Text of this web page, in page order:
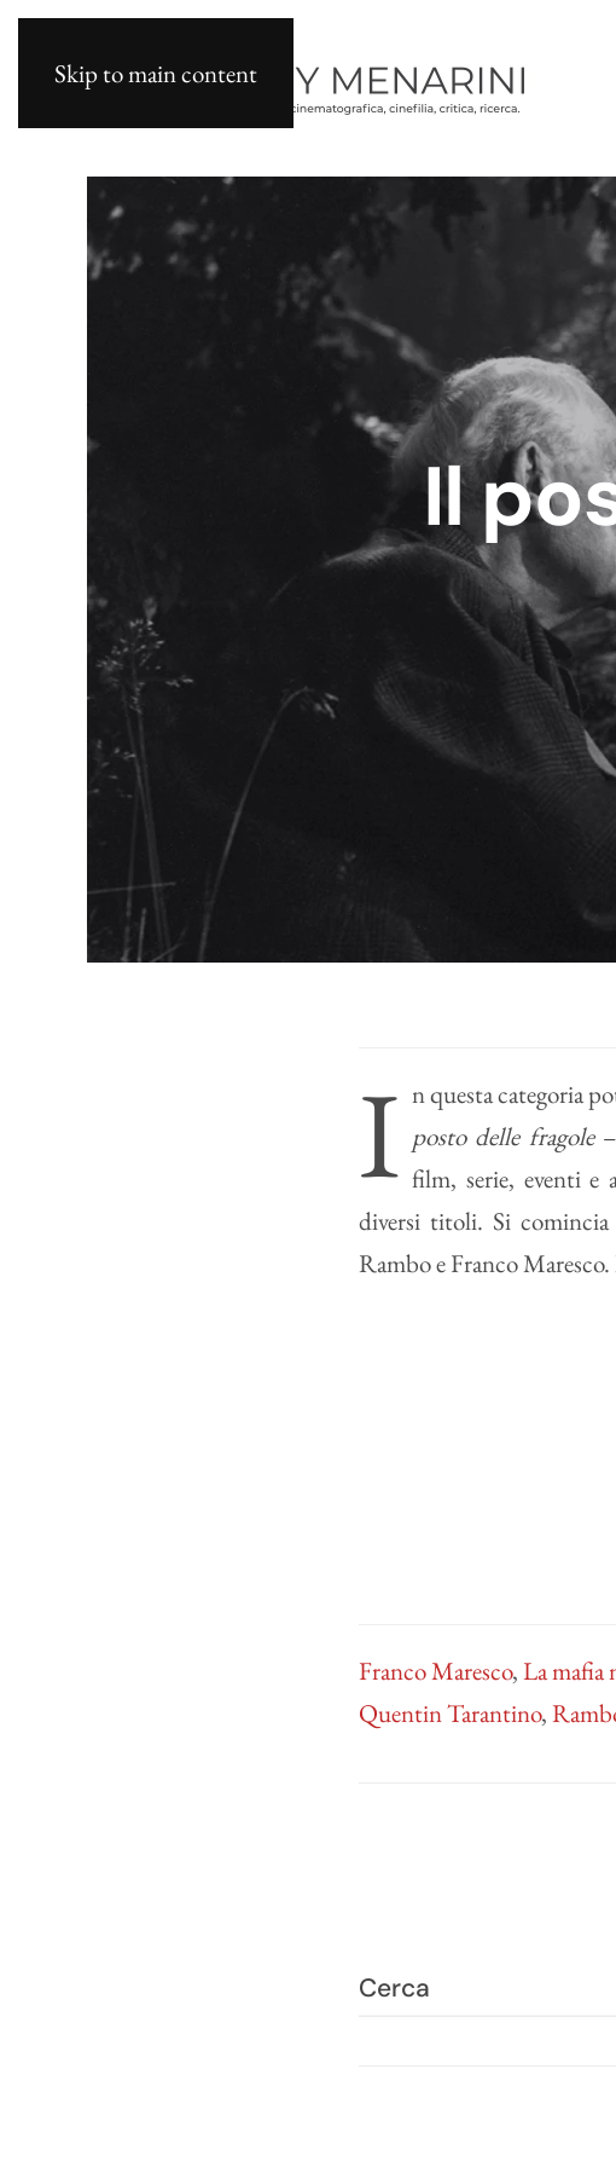
Skip to main content
Il
I n questa categoria
posto delle fragole
film, serie, eventi e
diversi titoli. Si
Rambo e Franco
Franco Maresco,La mafia
Quentin Tarantino,